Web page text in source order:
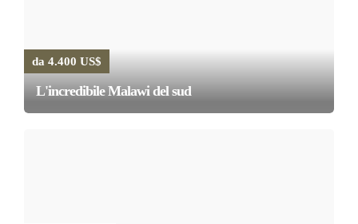
da 4.400 US$
L'incredibile Malawi del sud